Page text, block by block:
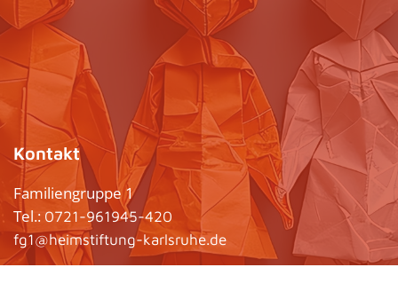
Kontakt
Familiengruppe 1
Tel.: 0721-961945-420
fg1@heimstiftung-karlsruhe.de